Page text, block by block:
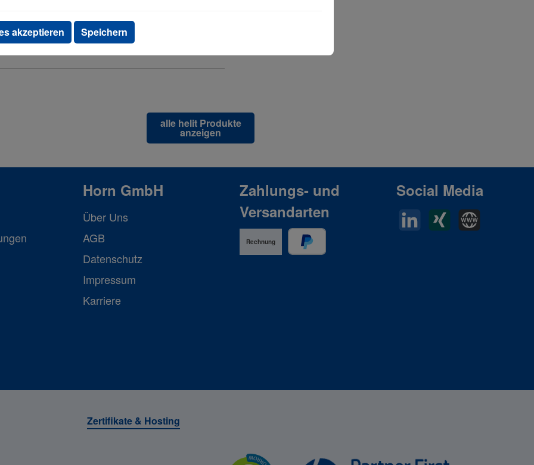
alle helit Produkte
anzeigen
Horn GmbH
Über Uns
AGB
Datenschutz
Impressum
Karriere
Zahlungs- und
Versandarten
Rechnung
Social Media
LinkedInXing Horn Website
Zertifikate & Hosting
akzeptieren Speichern